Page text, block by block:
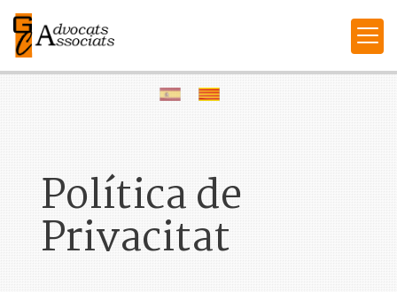
Política de
Privacitat